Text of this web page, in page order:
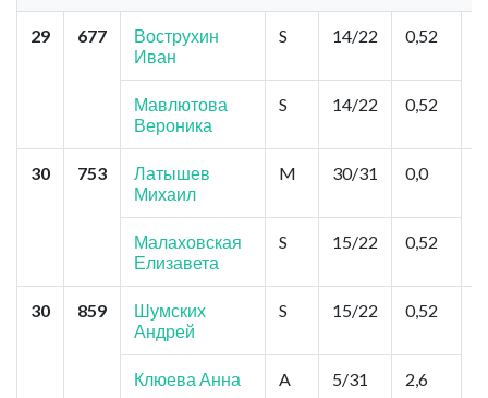
29 677
Вострухин
Иван
S 14/22 0,52
Мавлютова
Вероника
S 14/22 0,52
30 753
Латышев
Михаил
M 30/31 0,0
Малаховская
Елизавета
S 15/22 0,52
30 859
Шумских
Андрей
S 15/22 0,52
Клюева Анна
A 5/31 2,6